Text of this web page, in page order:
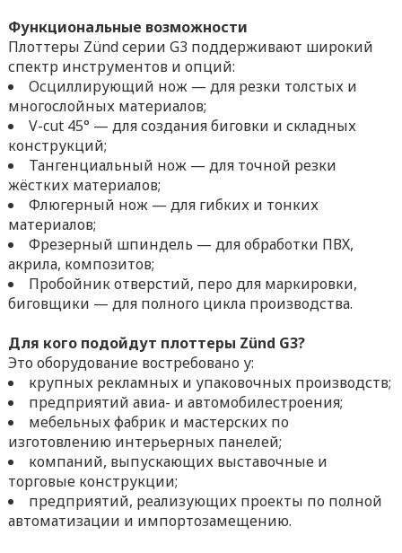
Функциональные возможности
Плоттеры Zünd серии G3 поддерживают широкий
спектр инструментов и опций:
Осциллирующий нож — для резки толстых и
многослойных материалов;
V-cut 45° — для создания биговки и складных
конструкций;
Тангенциальный нож — для точной резки
жёстких материалов;
Флюгерный нож — для гибких и тонких
материалов;
Фрезерный шпиндель — для обработки ПВХ,
акрила, композитов;
Пробойник отверстий, перо для маркировки,
биговщики — для полного цикла производства.
Для кого подойдут плоттеры Zünd G3?
Это оборудование востребовано у:
крупных рекламных и упаковочных производств;
предприятий авиа- и автомобилестроения;
мебельных фабрик и мастерских по
изготовлению интерьерных панелей;
компаний, выпускающих выставочные и
торговые конструкции;
предприятий, реализующих проекты по полной
автоматизации и импортозамещению.